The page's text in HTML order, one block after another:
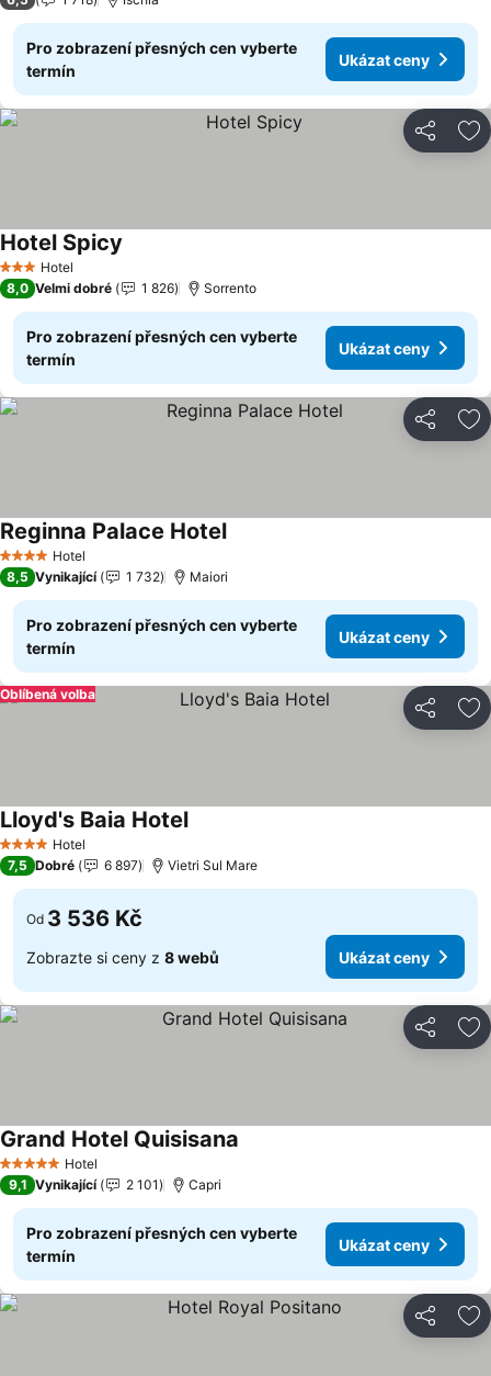
Pro zobrazení přesných cen vyberte
termín
Ukázat ceny
Sdílet
3 Počet hvězdiček
Hotel
Hotel Spicy
8,0 Velmi dobré 1 826 Sorrento
Pro zobrazení přesných cen vyberte
termín
Ukázat ceny
Sdílet
4 Počet hvězdiček
Hotel
Reginna Palace HotelUkázat ceny
8,5 Vynikající 1 732 Maiori
Pro zobrazení přesných cen vyberte
termín
Ukázat ceny
Sdílet
Oblíbená volba
4 Počet hvězdiček
Hotel
Lloyd's Baia HotelUkázat ceny
7,5 Dobré 6 897 Vietri Sul Mare
Od 3 536 Kč
Zobrazte si ceny z 8 webů Ukázat ceny
Sdílet
5 Počet hvězdiček
Hotel
Grand Hotel Quisisana
9,1 Vynikající 2 101 Capri
Pro zobrazení přesných cen vyberte
termín
Ukázat ceny
Sdílet